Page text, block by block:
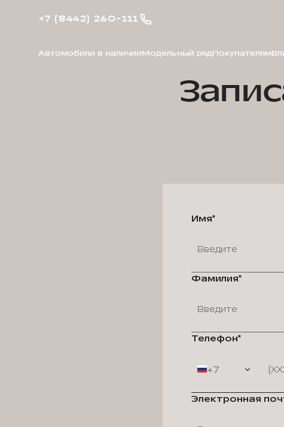
+7 (8442) 260-111
Автомобили в наличииМодельный рядПокупателям
Имя*
Фамилия*
Телефон*
+7
Электронная